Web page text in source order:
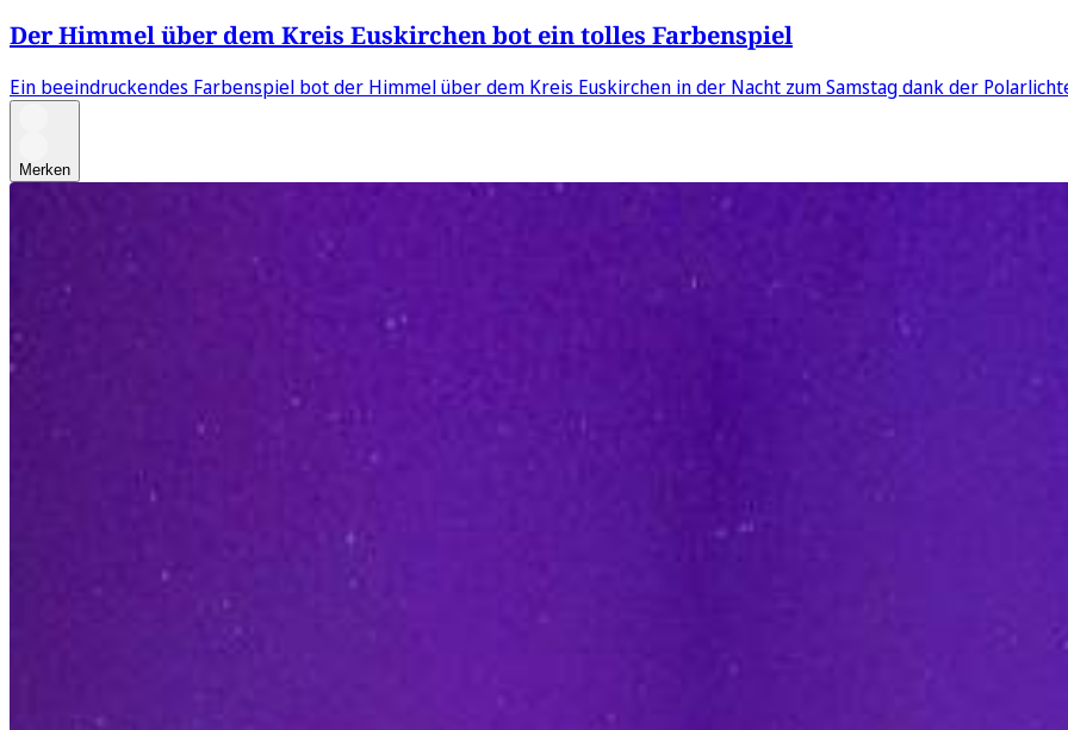
Der Himmel über dem Kreis Euskirchen bot ein tolles Farbenspiel
Ein beeindruckendes Farbenspiel bot der Himmel über dem Kreis Euskirchen in der Nacht zum Samstag dank der
Merken